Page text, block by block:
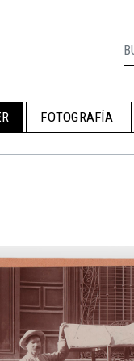
FOTOGRAFÍA